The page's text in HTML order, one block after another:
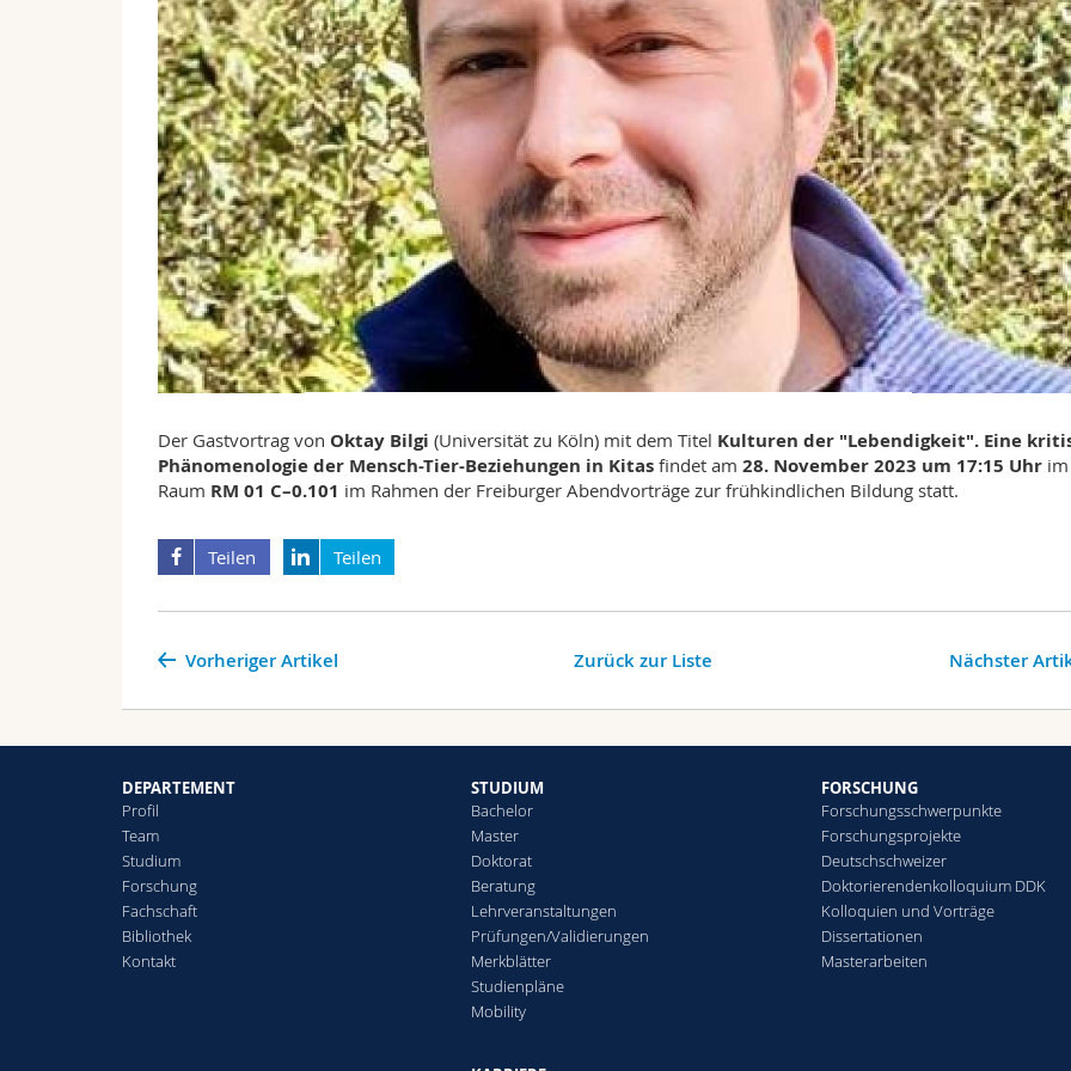
Der Gastvortrag von Oktay Bilgi (Universität zu Köln) mit dem Titel Kulturen der "Lebendigkeit". Eine
Phänomenologie der Mensch-Tier-Beziehungen in Kitas findet am 28. November2023 um 17:15 Uhr im
Raum RM 01 C–0.101 im Rahmen der Freiburger Abendvorträge zur frühkindlichen Bildung statt.
Teilen Teilen
Nächster
Vorheriger Artikel Zurück zur Liste
DEPARTEMENT
Profil
Team
Studium
Forschung
Fachschaft
Bibliothek
Kontakt
STUDIUM
Bachelor
Master
Doktorat
Beratung
Lehrveranstaltungen
Prüfungen/Validierungen
Merkblätter
Studienpläne
Mobility
FORSCHUNG
Forschungsschwerpunkte
Forschungsprojekte
Deutschschweizer
Doktorierendenkolloquium DDK
Kolloquien und Vorträge
Dissertationen
Masterarbeiten